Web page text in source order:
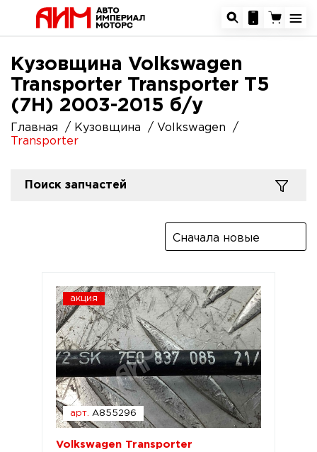
Кузовщина Volkswagen
Transporter Transporter T5
(7H) 2003-2015 б/у
Главная Кузовщина
Volkswagen
Transporter
Поиск запчастей
Сначала новые
акция
арт. A855296
Volkswagen Transporter